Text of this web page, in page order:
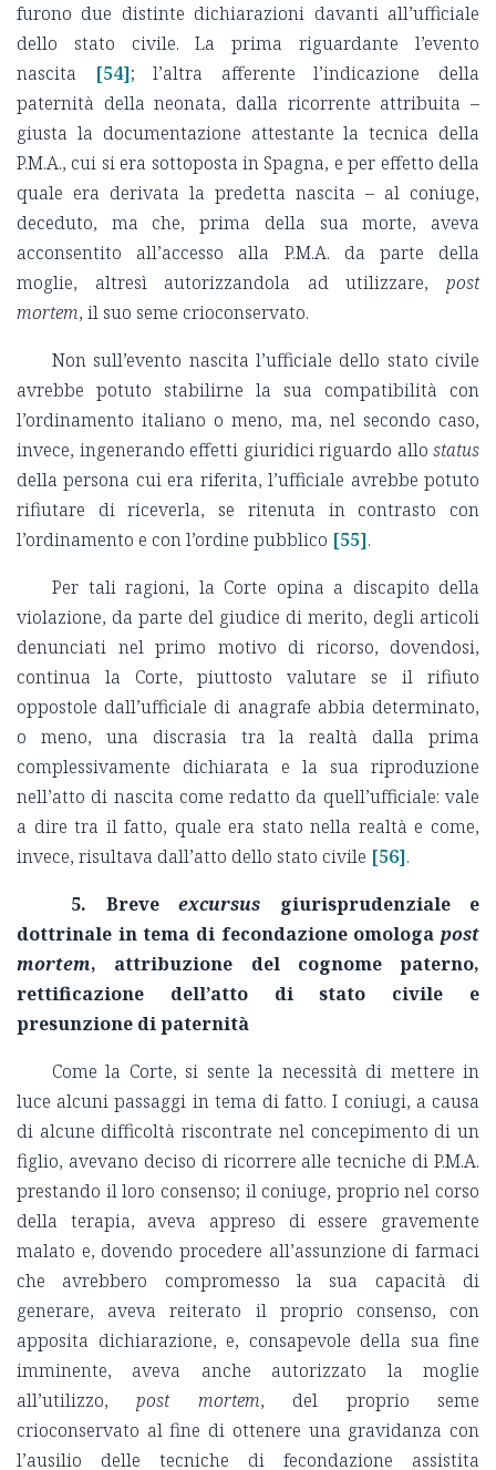
furono due distinte dichiarazioni davanti all’ufficiale
dello stato civile. La prima riguardante l’evento
nascita
[54]; l’altra afferente l’indicazione della
paternità della neonata, dalla ricorrente attribuita –
giusta la documentazione attestante la tecnica della
P.M.A., cui si era sottoposta in Spagna, e per effetto della
quale era derivata la predetta nascita – al coniuge,
deceduto, ma che, prima della sua morte, aveva
acconsentito all’accesso alla P.M.A. da parte della
moglie, altresì autorizzandola ad utilizzare, post
mortem, il suo seme crioconservato.
Non sull’evento nascita l’ufficiale dello stato civile
avrebbe potuto stabilirne la sua compatibilità con
l’ordinamento italiano o meno, ma, nel secondo caso,
invece, ingenerando effetti giuridici riguardo allo status
della persona cui era riferita, l’ufficiale avrebbe potuto
rifiutare di riceverla, se ritenuta in contrasto con
l’ordinamento e con l’ordine pubblico [55].
Per tali ragioni, la Corte opina a discapito della
violazione, da parte del giudice di merito, degli articoli
denunciati nel primo motivo di ricorso, dovendosi,
continua la Corte, piuttosto valutare se il rifiuto
oppostole dall’ufficiale di anagrafe abbia determinato,
o meno, una discrasia tra la realtà dalla prima
complessivamente dichiarata e la sua riproduzione
nell’atto di nascita come redatto da quell’ufficiale: vale
a dire tra il fatto, quale era stato nella realtà e come,
invece, risultava dall’atto dello stato civile [56].
5.
Breveexcursus giurisprudenziale e
dottrinale in tema di fecondazione omologa post
mortem, attribuzione del cognome paterno,
rettificazione dell’atto di stato civile e
presunzione di paternità
Come la Corte, si sente la necessità di mettere in
luce alcuni passaggi in tema di fatto. I coniugi, a causa
di alcune difficoltà riscontrate nel concepimento di un
figlio, avevano deciso di ricorrere alle tecniche di P.M.A.
prestando il loro consenso; il coniuge, proprio nel corso
della terapia, aveva appreso di essere gravemente
malato e, dovendo procedere all’assunzione di farmaci
che avrebbero compromesso la sua capacità di
generare, aveva reiterato il proprio consenso, con
apposita dichiarazione, e, consapevole della sua fine
imminente, aveva anche autorizzato la moglie
all’utilizzo,post mortem, del proprio seme
crioconservato al fine di ottenere una gravidanza con
l’ausilio delle tecniche di fecondazione assistita